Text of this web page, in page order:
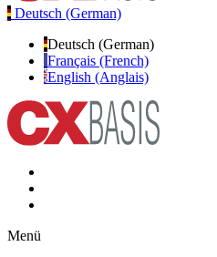
Deutsch (German)
Deutsch (German)
Français (French)
English (Anglais)
Menü